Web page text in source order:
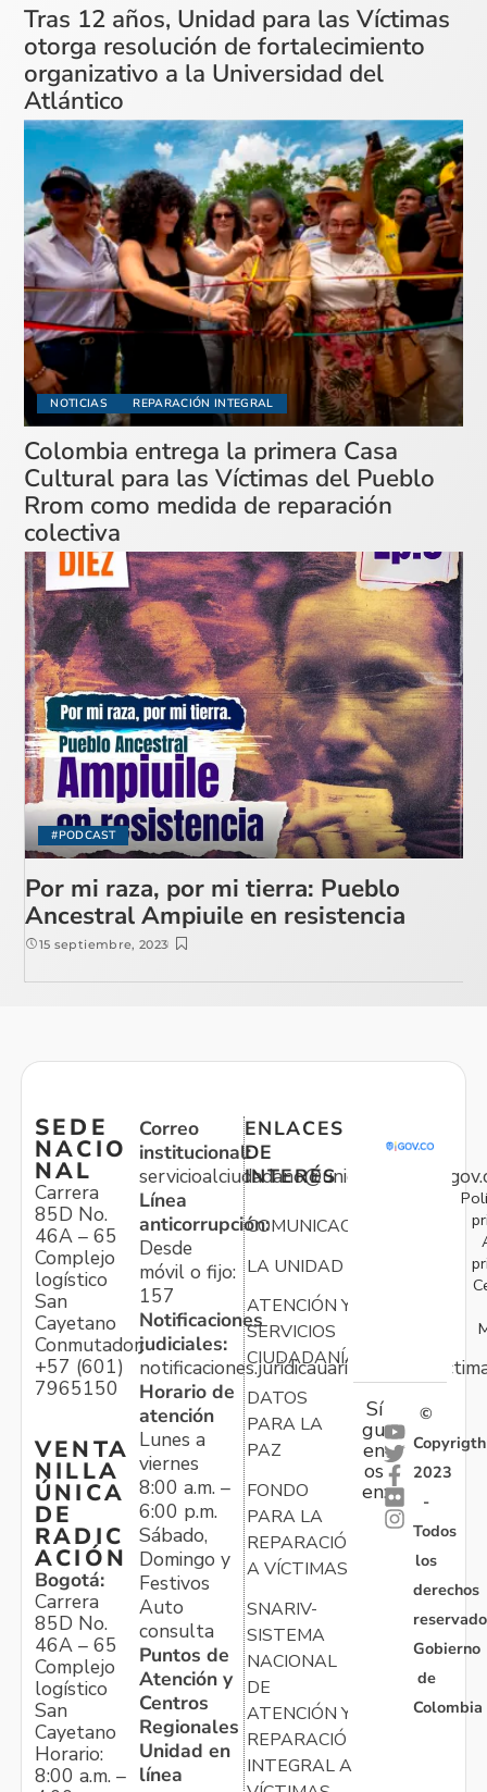
Tras 12 años, Unidad para las Víctimas
otorga resolución de fortalecimiento
organizativo a la Universidad del
Atlántico
NOTICIAS REPARACIÓN INTEGRAL
Colombia entrega la primera Casa
Cultural para las Víctimas del Pueblo
Rrom como medida de reparación
colectiva
#PODCAST
Por mi raza, por mi tierra: Pueblo
Ancestral Ampiuile en resistencia
15 septiembre, 2023
SEDE
NACIO
NAL
Carrera
85D No.
46A – 65
Complejo
logístico
San
Cayetano
Conmutador:
+57 (601)
7965150
VENTA
NILLA
ÚNICA
DE
RADIC
ACIÓN
Bogotá:
Carrera
85D No.
46A – 65
Complejo
logístico
San
Cayetano
Horario:
8:00 a.m. –
Correo
institucional:
Línea
anticorrupción:
Desde
móvil o fijo:
157
Notificaciones
judiciales:
Horario de
atención
Lunes a
viernes
8:00 a.m. –
6:00 p.m.
Sábado,
Domingo y
Festivos
Auto
consulta
Puntos de
Atención y
Centros
Regionales
Unidad en
línea
ENLACES
DE
INTERÉS
COMUNICACIONES
LA UNIDAD
ATENCIÓN Y
SERVICIOS
CIUDADANÍA
DATOS
PARA LA
PAZ
FONDO
PARA LA
REPARACIÓN
A VÍCTIMAS
SNARIV-
SISTEMA
NACIONAL
DE
ATENCIÓN Y
REPARACIÓN
INTEGRAL A
Sí
gu
en
os
en:
©
Copyrigth
2023
-
Todos
los
derechos
Gobierno
de
Colombia